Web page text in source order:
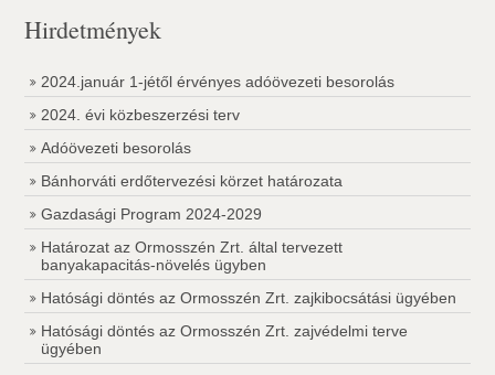
Hirdetmények
2024.január 1-jétől érvényes adóövezeti besorolás
2024. évi közbeszerzési terv
Adóövezeti besorolás
Bánhorváti erdőtervezési körzet határozata
Gazdasági Program 2024-2029
Határozat az Ormosszén Zrt. által tervezett
banyakapacitás-növelés ügyben
Hatósági döntés az Ormosszén Zrt. zajkibocsátási ügyében
Hatósági döntés az Ormosszén Zrt. zajvédelmi terve
ügyében